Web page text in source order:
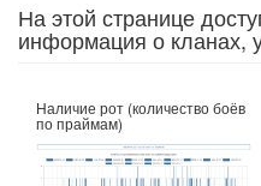
На этой странице
информация о кланах,
Наличие рот (количество боёв
по праймам)